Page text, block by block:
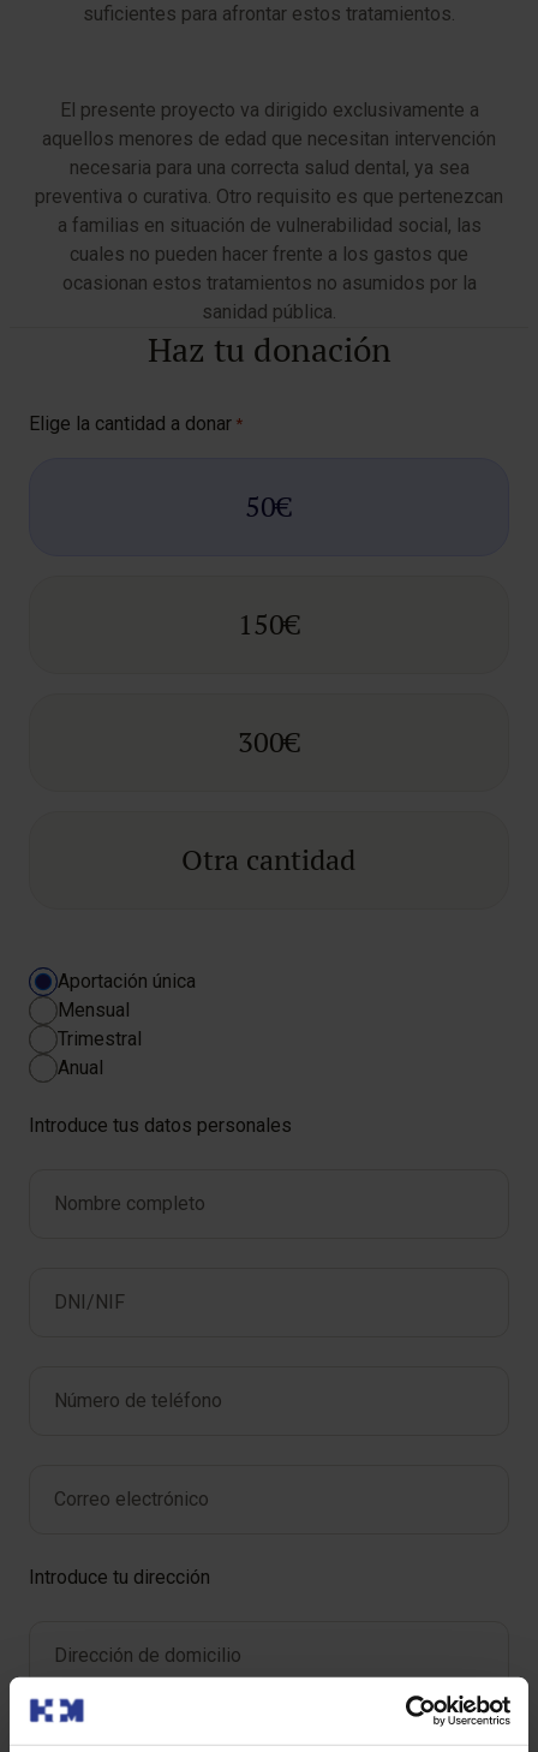
suficientes para afrontar estos tratamientos.
El presente proyecto va dirigido exclusivamente a
aquellos menores de edad que necesitan intervención
necesaria para una correcta salud dental, ya sea
preventiva o curativa. Otro requisito es que pertenezcan
a familias en situación de vulnerabilidad social, las
cuales no pueden hacer frente a los gastos que
ocasionan estos tratamientos no asumidos por la
sanidad pública.
Haz tu donación
Elige la cantidad a donar *
50€
150€
300€
Otra cantidad
Periodicidad *
Aportación única
Mensual
Trimestral
Anual
Introduce tus datos personales
Introduce tu dirección